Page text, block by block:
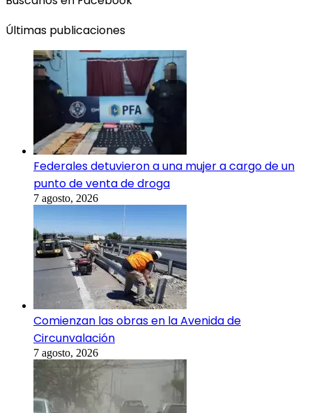
Últimas publicaciones
Federales detuvieron a una mujer a cargo de un
punto de venta de droga
7 agosto, 2026
Comienzan las obras en la Avenida de
Circunvalación
7 agosto, 2026